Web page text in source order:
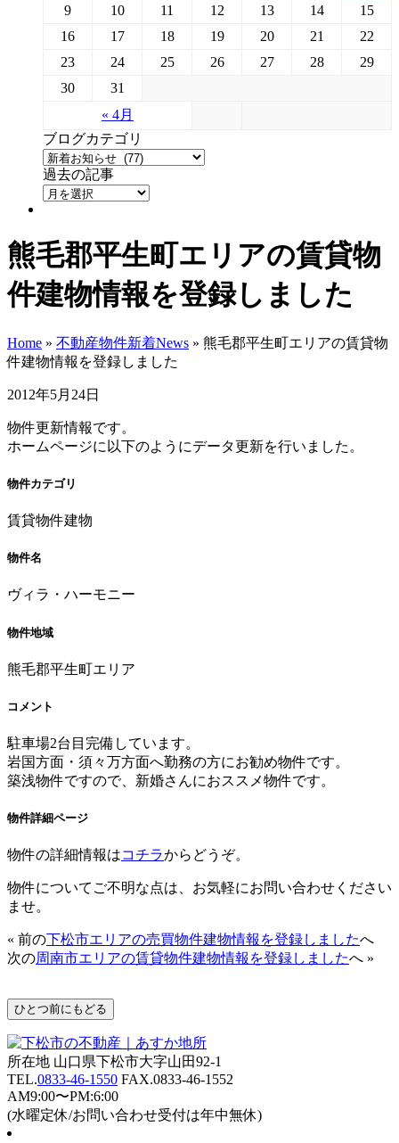
« 4月
9
10 11 12 13 14
15
16
17 18 19 20 21
22
23
24 25 26 27 28
29
30
31
ブログカテゴリ
過去の記事
熊毛郡平生町エリアの賃貸物
件建物情報を登録しました
Home » 不動産物件新着News » 熊毛郡平生町エリアの賃貸物
件建物情報を登録しました
2012年5月24日
物件更新情報です。
ホームページに以下のようにデータ更新を行いました。
物件カテゴリ
賃貸物件建物
物件名
ヴィラ・ハーモニー
物件地域
熊毛郡平生町エリア
コメント
駐車場2台目完備しています。
岩国方面・須々万方面へ勤務の方にお勧め物件です。
築浅物件ですので、新婚さんにおススメ物件です。
物件詳細ページ
物件の詳細情報はコチラからどうぞ。
物件についてご不明な点は、お気軽にお問い合わせください
ませ。
« 前の 下松市エリアの売買物件建物情報を登録しましたへ
次の周南市エリアの賃貸物件建物情報を登録しましたへ »
所在地 山口県下松市大字山田92-1
TEL.0833-46-1550 FAX.0833-46-1552
AM9:00〜PM:6:00
(水曜定休/お問い合わせ受付は年中無休)